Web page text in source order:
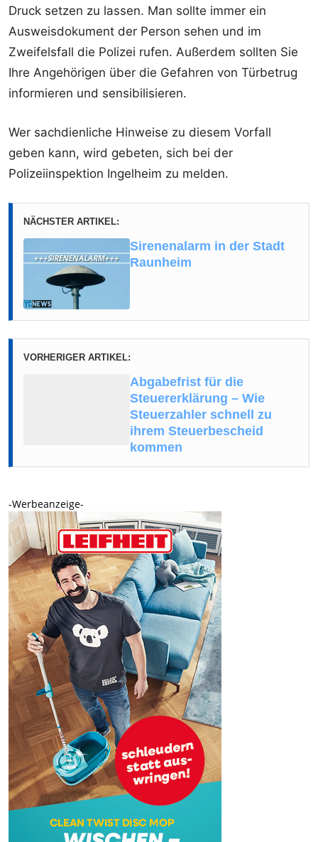
Druck setzen zu lassen. Man sollte immer ein
Ausweisdokument der Person sehen und im
Zweifelsfall die Polizei rufen. Außerdem sollten Sie
Ihre Angehörigen über die Gefahren von Türbetrug
informieren und sensibilisieren.
Wer sachdienliche Hinweise zu diesem Vorfall
geben kann, wird gebeten, sich bei der
Polizeiinspektion Ingelheim zu melden.
NÄCHSTER ARTIKEL:
Sirenenalarm in der Stadt
Raunheim
VORHERIGER ARTIKEL:
Abgabefrist für die
Steuererklärung – Wie
Steuerzahler schnell zu
ihrem Steuerbescheid
kommen
-Werbeanzeige-